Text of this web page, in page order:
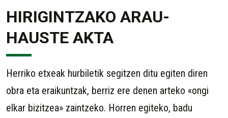
HIRIGINTZAKO ARAU-
HAUSTE AKTA
Herriko etxeak hurbiletik segitzen ditu egiten diren
obra eta eraikuntzak, berriz ere denen arteko «ongi
elkar bizitzea» zaintzeko. Horren egiteko, badu